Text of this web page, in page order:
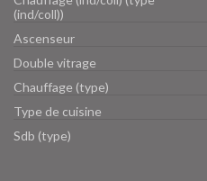
(ind/coll))
Ascenseur
Double vitrage
Chauffage (type)
Type de cuisine
Sdb (type)